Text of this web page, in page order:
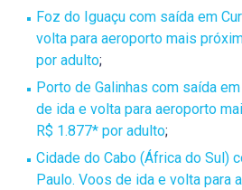
Foz do Iguaçu com saída em
volta para aeroporto mais
por adulto;
Porto de Galinhas com saída
de ida e volta para aeroporto
R$ 1.877* por adulto;
Cidade do Cabo (África do Sul)
Paulo. Voos de ida e volta para